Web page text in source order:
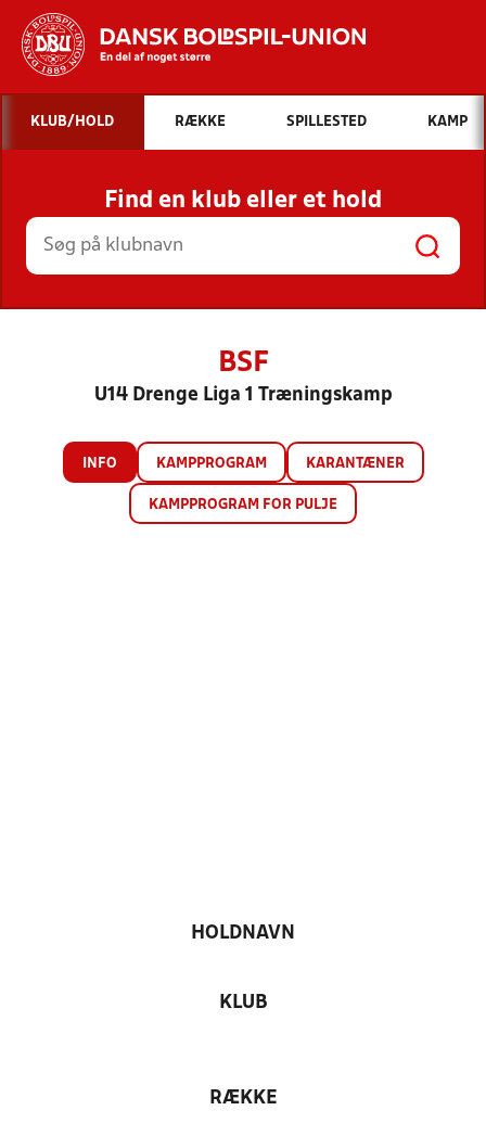
Hvad vil du søge efter?
INDHOLD OG NYHEDER
STILLINGER, RESULTATER, KLUBBER OG
HOLD
KLUB/HOLD RÆKKE SPILLESTED KAMP
Find en klub eller et hold
BSF
U14 Drenge Liga 1 Træningskamp
INFO KAMPPROGRAM KARANTÆNER
KAMPPROGRAM FOR PULJE
HOLDNAVN
KLUB
RÆKKE